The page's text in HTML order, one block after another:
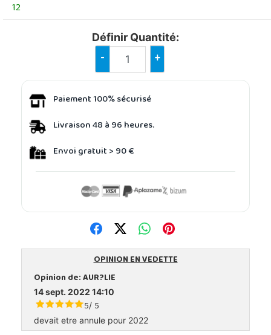
12
Définir Quantité:
- +
Paiement 100% sécurisé
Livraison 48 à 96 heures.
Envoi gratuit > 90 €
OPINION EN VEDETTE
Opinion de:AUR?LIE
14 sept. 2022 14:10
5/ 5
devait etre annule pour 2022